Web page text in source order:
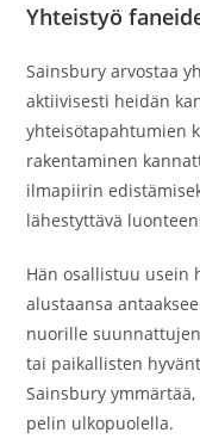
Yhteistyö
Sainsbury arvostaa
aktiivisesti heidän
yhteisötapahtumien
rakentaminen
ilmapiirin
lähestyttävä
Hän osallistuu usein
alustaansa
nuorille
tai paikallisten
Sainsbury
pelin ulkopuolella.